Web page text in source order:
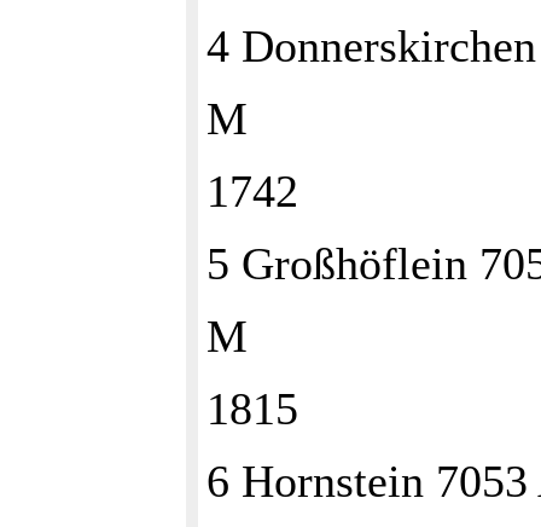
4
M
1742
5 Großhöflein
M
1815
6 Hornstein